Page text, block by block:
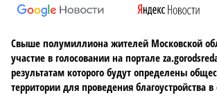
Свыше полумиллиона жителей Московской
участие в голосовании на портале
результатам которого будут определены
территории для проведения благоустройства